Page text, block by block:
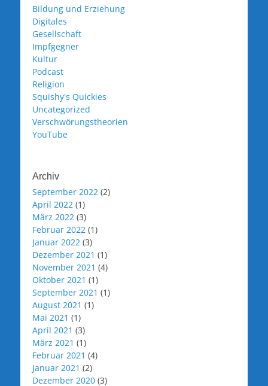
Bildung und Erziehung
Digitales
Gesellschaft
Impfgegner
Kultur
Podcast
Religion
Squishy's Quickies
Uncategorized
Verschwörungstheorien
YouTube
Archiv
September 2022 (2)
April 2022 (1)
März 2022 (3)
Februar 2022 (1)
Januar 2022 (3)
Dezember 2021 (1)
November 2021 (4)
Oktober 2021 (1)
September 2021 (1)
August 2021 (1)
Mai 2021 (1)
April 2021 (3)
März 2021 (1)
Februar 2021 (4)
Januar 2021 (2)
Dezember 2020 (3)